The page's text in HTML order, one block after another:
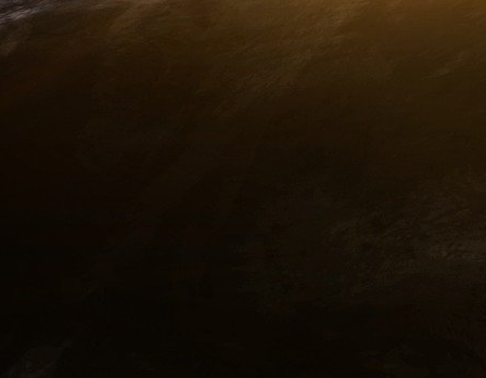
Pour comprendre la mécanique Ponzi, il